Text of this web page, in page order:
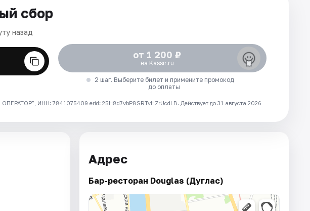
сбор
назад
от 1 200 ₽
на Kassir.ru
2 шаг. Выберите билет и примените промокод
до оплаты
ИНН: 7841075409 erid: 25H8d7vbP8SRTvHZrUcdLB. Действует до 31 августа 2026
Адрес
Бар-ресторан Douglas (Дуглас)